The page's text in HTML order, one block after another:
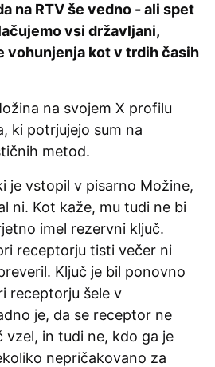
na RTV še vedno - ali spet
vsi državljani,
vohunjenja kot v trdih časih
na svojem X profilu
ki potrjujejo sum na
metod.
je vstopil v pisarno Možine,
ni. Kot kaže, mu tudi ne bi
imel rezervni ključ.
receptorju tisti večer ni
Ključ je bil ponovno
receptorju šele v
je, da se receptor ne
vzel, in tudi ne, kdo ga je
nepričakovano za